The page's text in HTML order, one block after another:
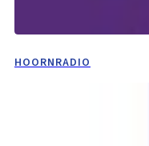
HOORNRADIO